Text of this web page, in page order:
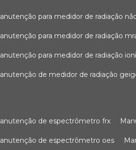
manutenção para medidor de radiação
manutenção para medidor de radiação
manutenção para medidor de radiação
manutenção de medidor de radiação
manutenção de espectrômetro frx
manutenção de espectrômetro oes